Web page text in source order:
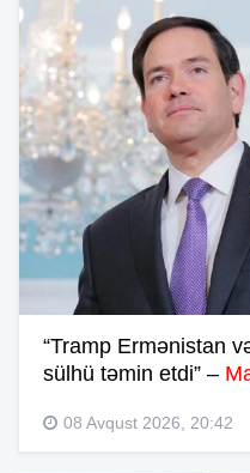
“Tramp Ermənistan
sülhü təmin etdi” –
08 Avqust 2026, 20:42